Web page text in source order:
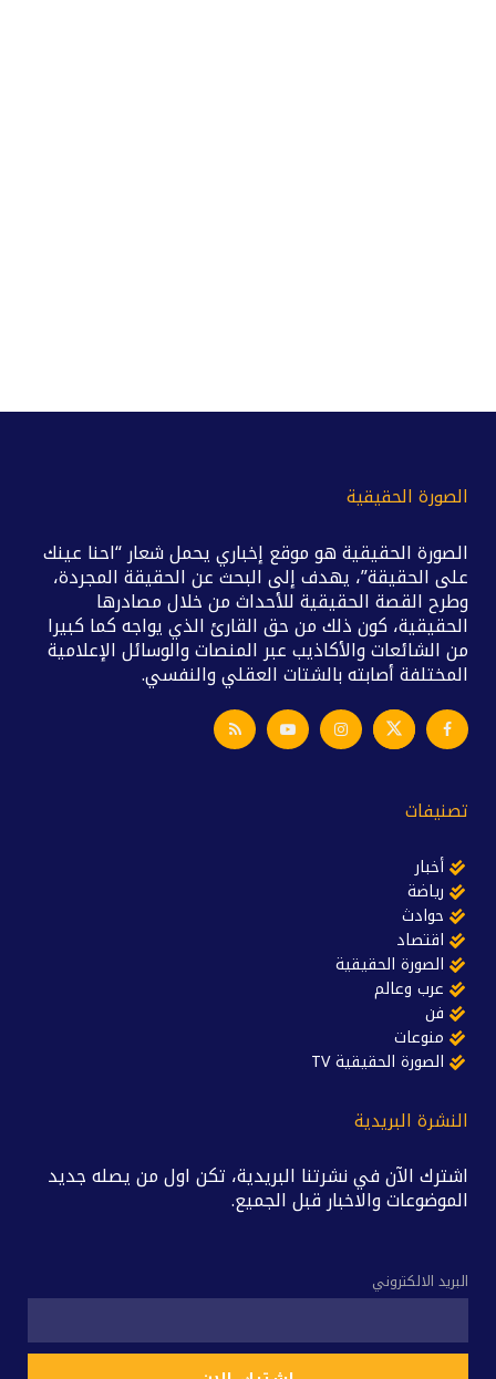
الصورة الحقيقية
الصورة الحقيقية هو موقع إخباري يحمل شعار “احنا عينك
على الحقيقة”، يهدف إلى البحث عن الحقيقة المجردة،
وطرح القصة الحقيقية للأحداث من خلال مصادرها
الحقيقية، كون ذلك من حق القارئ الذي يواجه كما كبيرا
من الشائعات والأكاذيب عبر المنصات والوسائل الإعلامية
المختلفة أصابته بالشتات العقلي والنفسي.
تصنيفات
أخبار
رياضة
حوادث
اقتصاد
الصورة الحقيقية
عرب وعالم
فن
منوعات
الصورة الحقيقية TV
النشرة البريدية
اشترك الآن في نشرتنا البريدية، تكن اول من يصله جديد
الموضوعات والاخبار قبل الجميع.
البريد الالكتروني